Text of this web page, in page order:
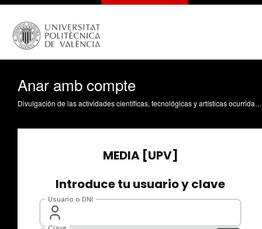
Anar amb compte
Divulgación de las actividades científicas, tecnológicas y artísticas ocurridas en los tres campus de la UPV